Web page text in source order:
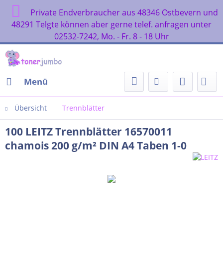
Private Endverbraucher aus 48346 Ostbevern und
48291 Telgte können aber gerne telef. anfragen unter
02532-7242, Mo. - Fr. 8 - 18 Uhr
Menü
Übersicht Trennblätter
100 LEITZ Trennblätter 16570011
chamois 200 g/m² DIN A4 Taben 1-0